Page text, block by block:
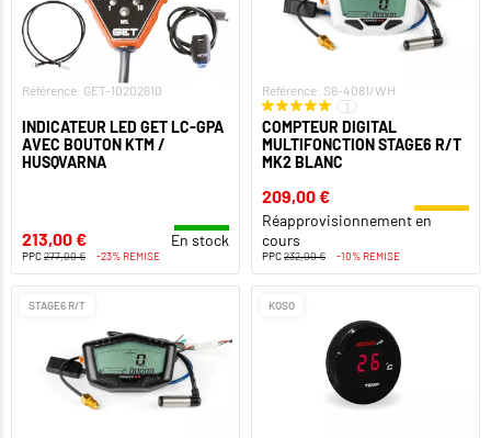
Référence: GET-10202610
INDICATEUR LED GET LC-GPA
AVEC BOUTON KTM /
HUSQVARNA
213,00 € En stock
PPC277,00 € -23% REMISE
Référence: S6-4081/WH
1
COMPTEUR DIGITAL
MULTIFONCTION STAGE6 R/T
MK2 BLANC
209,00 €
Réapprovisionnement en
cours
PPC232,00 € -10% REMISE
STAGE6 R/T KOSO